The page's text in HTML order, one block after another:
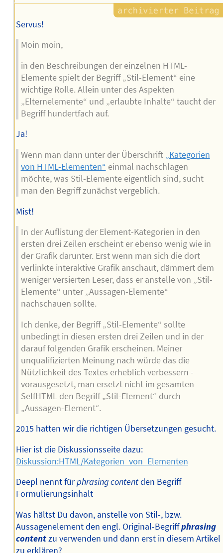
Servus!
Moin moin,
in den Beschreibungen der einzelnen HTML-
Elemente spielt der Begriff „Stil-Element“ eine
wichtige Rolle. Allein unter des Aspekten
„Elternelemente“ und „erlaubte Inhalte“ taucht der
Begriff hundertfach auf.
Ja!
Wenn man dann unter der Überschrift „Kategorien
von HTML-Elementen“ einmal nachschlagen
möchte, was Stil-Elemente eigentlich sind, sucht
man den Begriff zunächst vergeblich.
Mist!
In der Auflistung der Element-Kategorien in den
ersten drei Zeilen erscheint er ebenso wenig wie in
der Grafik darunter. Erst wenn man sich die dort
verlinkte interaktive Grafik anschaut, dämmert dem
weniger versierten Leser, dass er anstelle von „Stil-
Elemente“ unter „Aussagen-Elemente“
nachschauen sollte.
Ich denke, der Begriff „Stil-Elemente“ sollte
unbedingt in diesen ersten drei Zeilen und in der
darauf folgenden Grafik erscheinen. Meiner
unqualifizierten Meinung nach würde das die
Nützlichkeit des Textes erheblich verbessern -
vorausgesetzt, man ersetzt nicht im gesamten
SelfHTML den Begriff „Stil-Element“ durch
„Aussagen-Element“.
2015 hatten wir die richtigen Übersetzungen gesucht.
Hier ist die Diskussionsseite dazu:
Diskussion:HTML/Kategorien_von_Elementen
Deepl nennt fürphrasing contentden Begriff
Formulierungsinhalt
Was hältst Du davon, anstelle von Stil-, bzw.
Aussagenelement den engl. Original-Begriffphrasing
contentzu verwenden und dann erst in diesem Artikel
zu erklären?